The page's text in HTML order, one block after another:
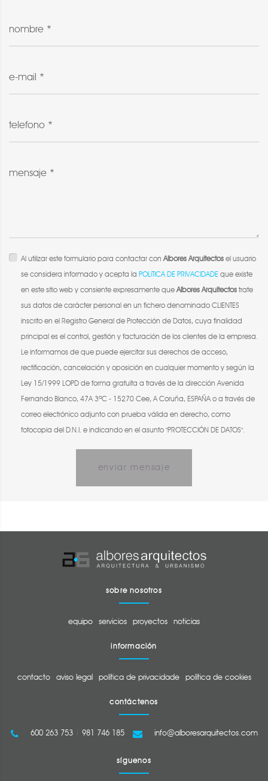
nombre *
e-mail *
telefono *
mensaje *
Al utilizar este formulario para contactar conAlbores Arquitectos el usuario
se considera informado y acepta la POLíTICA DE PRIVACIDADE que existe
en este sitio web y consiente expresamente queAlbores Arquitectos trate
sus datos de carácter personal en un fichero denominado CLIENTES
inscrito en el Registro General de Protección de Datos, cuya finalidad
principal es el control, gestión y facturación de los clientes de la empresa.
Le informamos de que puede ejercitar sus derechos de acceso,
rectificación, cancelación y oposición en cualquier momento y según la
Ley 15/1999 LOPD de forma gratuita a través de la dirección Avenida
Fernando Blanco, 47A 3ºC - 15270 Cee, A Coruña, ESPAÑA o a través de
correo electrónico adjunto con prueba válida en derecho, como
fotocopia del D.N.I. e indicando en el asunto "PROTECCIÓN DE DATOS".
enviar mensaje
sobre nosotros
equipo servicios proyectos noticias
información
contacto aviso legal política de privacidade política de cookies
contáctenos
600 263 753| 981 746 185 info@alboresarquitectos.com
síguenos